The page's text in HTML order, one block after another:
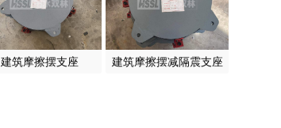
建筑摩擦摆支座 建筑摩擦摆减隔震支座